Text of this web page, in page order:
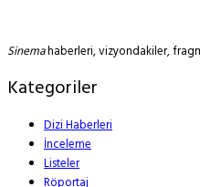
Sinemahaberleri, vizyondakiler,
Kategoriler
Dizi Haberleri
İnceleme
Listeler
Röportaj